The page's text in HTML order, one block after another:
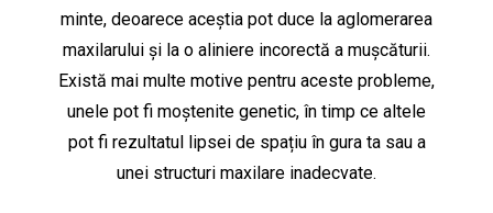
minte, deoarece aceștia pot duce la aglomerarea
maxilarului și la o aliniere incorectă a mușcăturii.
Există mai multe motive pentru aceste probleme,
unele pot fi moștenite genetic, în timp ce altele
pot fi rezultatul lipsei de spațiu în gura ta sau a
unei structuri maxilare inadecvate.